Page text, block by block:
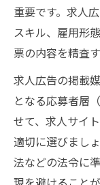
法
採用課題を
求人広
採用の
バイト
広告相
採用や
バイトや正
重要です。求人
スキル、雇用形
票の内容を精査
求人広告の掲載
となる応募者層
せて、求人サイ
適切に選びまし
法などの法令に